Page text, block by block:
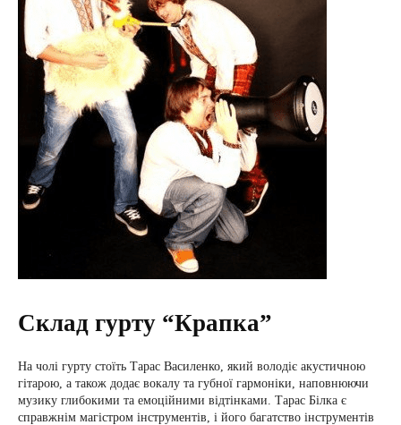
Склад гурту “Крапка”
На чолі гурту стоїть Тарас Василенко, який володіє акустичною
гітарою, а також додає вокалу та губної гармоніки, наповнюючи
музику глибокими та емоційними відтінками. Тарас Білка є
справжнім магістром інструментів, і його багатство інструментів